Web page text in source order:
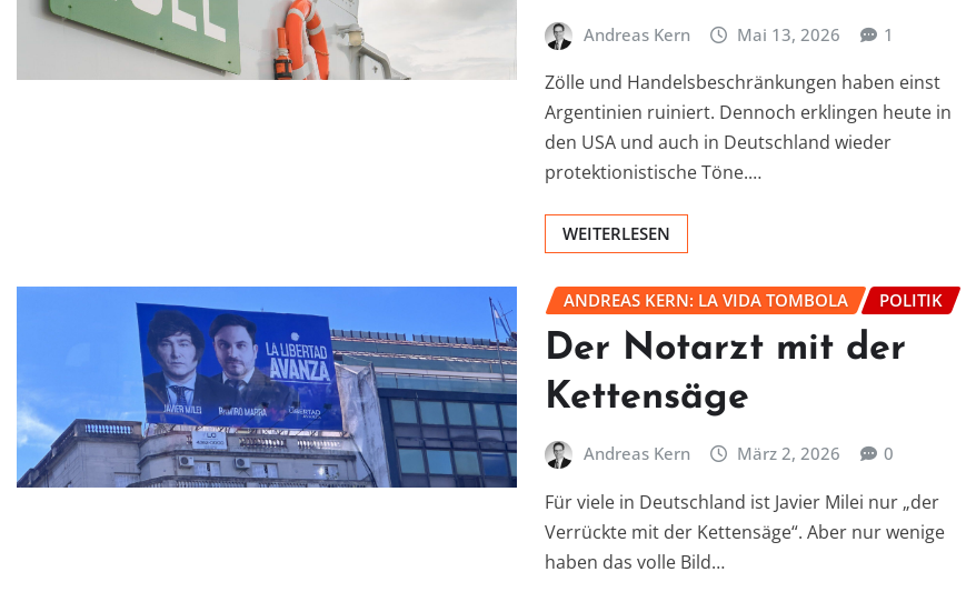
Andreas Kern Mai 13, 2026 1
Zölle und Handelsbeschränkungen haben einst
Argentinien ruiniert. Dennoch erklingen heute in
den USA und auch in Deutschland wieder
protektionistische Töne.…
WEITERLESEN
ANDREAS KERN: LA VIDA TOMBOLA POLITIK
Der Notarzt mit der
Kettensäge
Andreas Kern März 2, 2026 0
Für viele in Deutschland ist Javier Milei nur „der
Verrückte mit der Kettensäge“. Aber nur wenige
haben das volle Bild…